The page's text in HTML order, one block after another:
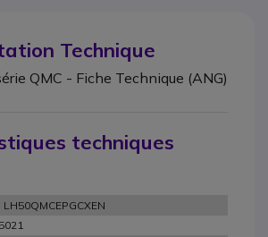
Technique
QMC - Fiche Technique (ANG)
techniques
LH50QMCEPGCXEN